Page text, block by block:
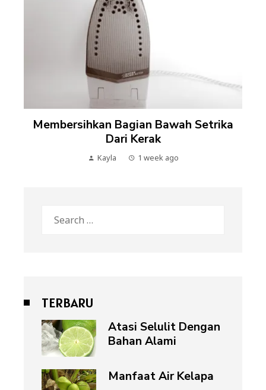
Membersihkan Bagian Bawah Setrika
Dari Kerak
Kayla 1 week ago
for:
TERBARU
Atasi Selulit Dengan
Bahan Alami
Manfaat Air Kelapa